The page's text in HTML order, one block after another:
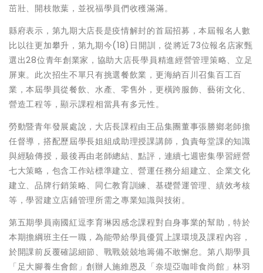
茁壯、開枝散葉，並祝福學員們收穫滿滿。
縣府表示，第九期大店長是疫情解封的首屆招募，本屆報名人數
比以往更加攀升，第九期今(18)日開訓，從將近73位報名店家甄
選出28位青年創業家，協助大店長學員精進經營管理策略、立足
屏東。此次招生不單只有挑選餐飲業，更海納百川召集百工百
業，本屆學員從餐飲、水產、零售外，更橫跨服飾、藝術文化、
營造工程等，顯示課程相當具有多元性。
勞動暨青年發展處說，大店長課程由王品集團董事張勝鄉老師擔
任督導，搭配歷屆學長姐組成助理授課講師，負責每堂課的知識
與經驗傳授，最後再由老師總結、點評，連續七週密集學習經營
七大策略，包含工作站標準建立、營運任務分組建立、企業文化
建立、品牌行銷策略、同仁教育訓練、基礎營運管理、績效考核
等，學習建立店鋪管理所需之專業知識與技術。
第五期學員南國紅逗李育琳因感念課程對自身事業的幫助，特於
本期擔綱班主任一職，為能帶給學員優質上課環境及課程內容，
於開課前反覆確認細節、戰戰兢兢地籌備不敢懈怠。第八期學員
「足大腳養生會館」創辦人施維恩及「奈堤亞咖啡食尚館」林羽